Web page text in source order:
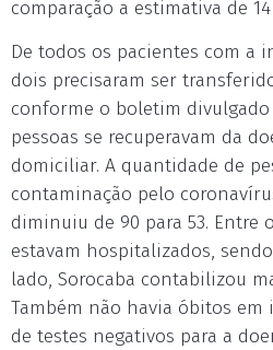
comparação a estimativa de
De todos os pacientes com a
dois precisaram ser
conforme o boletim divulgado
pessoas se recuperavam da
domiciliar. A quantidade de
contaminação pelo
diminuiu de 90 para 53. Entre
estavam hospitalizados,
lado, Sorocaba contabilizou
Também não havia óbitos em
de testes negativos para a